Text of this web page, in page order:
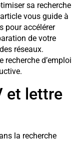
sa recherche
vous guide à
pour accélérer
de votre
réseaux.
d’emploi
et lettre
la recherche